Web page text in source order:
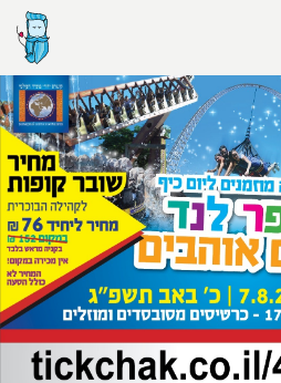
הפרופיל שלי
התנתק